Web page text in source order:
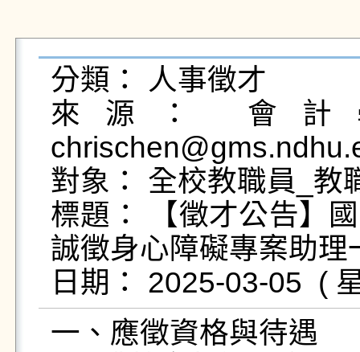
分類： 人事徵才
來源： 會
對象： 全校教職員_教
標題： 【徵才公告】
誠徵身心障礙專案助理
一、應徵資格與待遇